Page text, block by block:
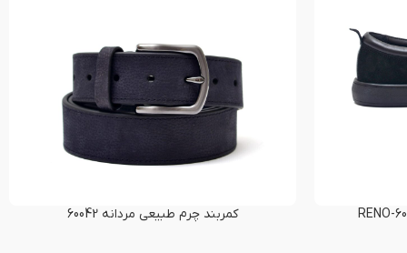
کمربند چرم طبیعی مردانه 60042